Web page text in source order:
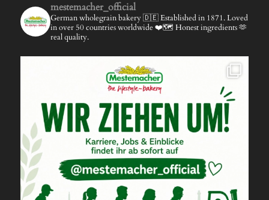
mestemacher_official
German wholegrain bakery 🇩🇪Established in 1871.Loved
in over 50 countries worldwide ❤️🗺️ Honest ingredients 🫶
real quality.